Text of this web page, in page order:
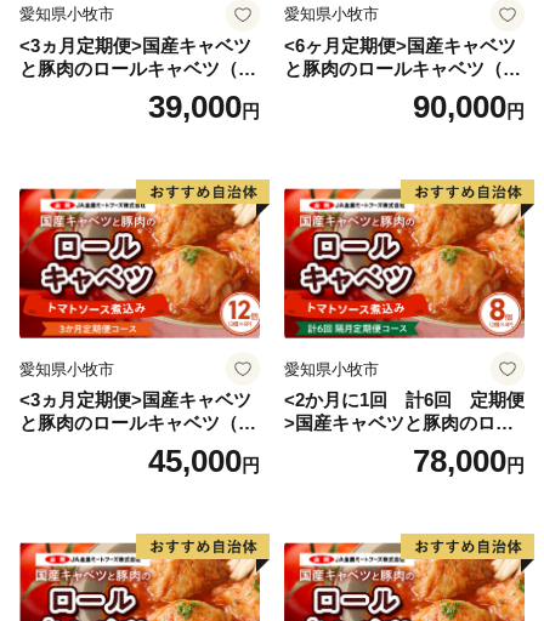
◆◆新富町ふるさと納税サポート室◆◆
受付日時：平日 9:00~18:00
FAX：050-3606-3446
愛知県小牧市
<3ヵ月定期便>国産キャベツ
と豚肉のロールキャベツ（4P
39,000円
愛知県小牧市
<6ヶ月定期便>国産キャベツ
と豚肉のロールキャベツ（6P
90,000円
愛知県小牧市
<3ヵ月定期便>国産キャベツ
と豚肉のロールキャベツ（6P
45,000円
愛知県小牧市
<2か月に1回 計6回 定期便
>国産キャベツと豚肉のロー
ルキャベツ（4P入り）
78,000円